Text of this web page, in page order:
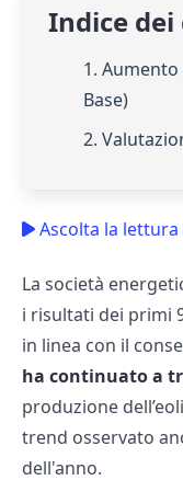
Indice
1. Aumento
Base)
2.
Ascolta la
La società
i risultati dei primi
in linea con il
ha continuato a
produzione
trend osservato
dell'anno.